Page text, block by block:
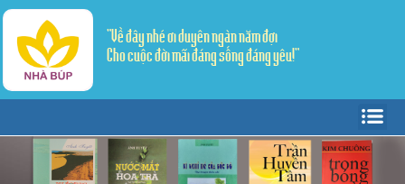
"Về đây nhé ơi duyên ngàn năm đợi
Cho cuộc đời mãi đáng sống đáng yêu!"
Giới thiệu